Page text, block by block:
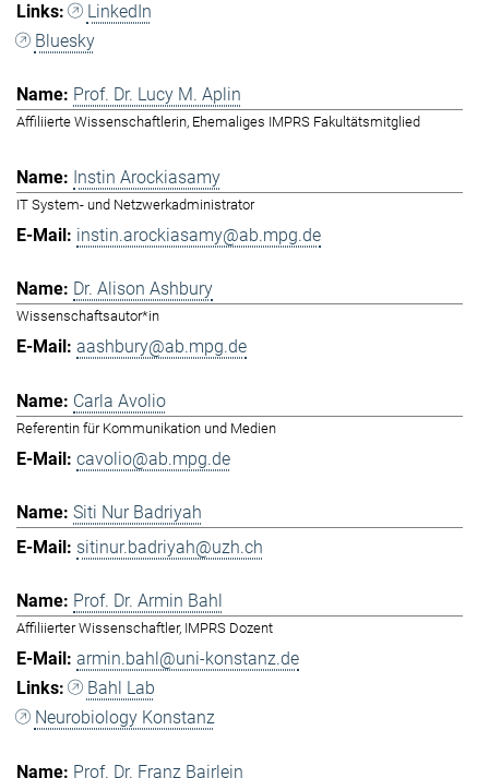
LinkedIn
Bluesky
Prof. Dr. Lucy M. Aplin
Affiliierte Wissenschaftlerin, Ehemaliges IMPRS Fakultätsmitglied
Instin Arockiasamy
IT System- und Netzwerkadministrator
instin.arockiasamy@ab.mpg.de
Dr. Alison Ashbury
Wissenschaftsautor*in
aashbury@ab.mpg.de
Carla Avolio
Referentin für Kommunikation und Medien
cavolio@ab.mpg.de
Siti Nur Badriyah
sitinur.badriyah@uzh.ch
Prof. Dr. Armin Bahl
Affiliierter Wissenschaftler, IMPRS Dozent
armin.bahl@uni-konstanz.de
Bahl Lab
Neurobiology Konstanz
Prof. Dr. Franz Bairlein